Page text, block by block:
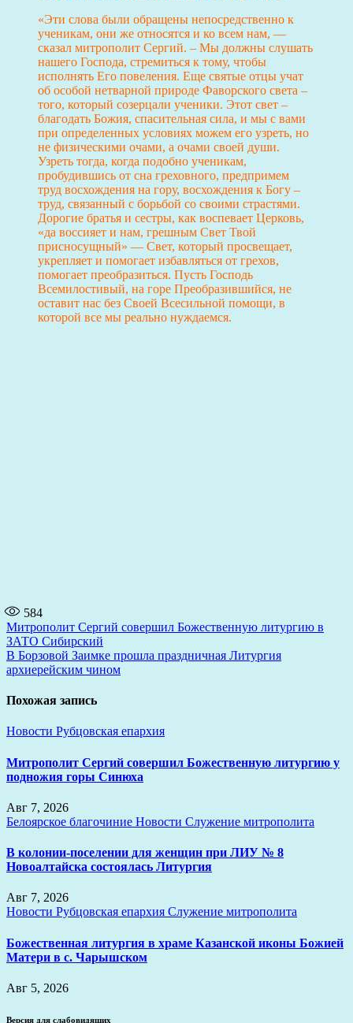
«Эти слова были обращены непосредственно к
ученикам, они же относятся и ко всем нам, —
сказал митрополит Сергий. – Мы должны слушать
нашего Господа, стремиться к тому, чтобы
исполнять Его повеления. Еще святые отцы учат
об особой нетварной природе Фаворского света –
того, который созерцали ученики. Этот свет –
благодать Божия, спасительная сила, и мы с вами
при определенных условиях можем его узреть, но
не физическими очами, а очами своей души.
Узреть тогда, когда подобно ученикам,
пробудившись от сна греховного, предпримем
труд восхождения на гору, восхождения к Богу –
труд, связанный с борьбой со своими страстями.
Дорогие братья и сестры, как воспевает Церковь,
«да воссияет и нам, грешным Свет Твой
присносущный» — Свет, который просвещает,
укрепляет и помогает избавляться от грехов,
помогает преобразиться. Пусть Господь
Всемилостивый, на горе Преобразившийся, не
оставит нас без Своей Всесильной помощи, в
которой все мы реально нуждаемся.
584
Навигация
по
записям
Митрополит Сергий совершил Божественную литургию в
ЗАТО Сибирский
В Борзовой Заимке прошла праздничная Литургия
архиерейским чином
Похожая запись
Новости Рубцовская епархия
Митрополит Сергий совершил Божественную литургию у
подножия горы Синюха
Авг 7, 2026
Белоярское благочиние Новости Служение митрополита
В колонии-поселении для женщин при ЛИУ № 8
Новоалтайска состоялась Литургия
Авг 7, 2026
Новости Рубцовская епархия Служение митрополита
Божественная литургия в храме Казанской иконы Божией
Матери в с. Чарышском
Авг 5, 2026
Версия для слабовидящих